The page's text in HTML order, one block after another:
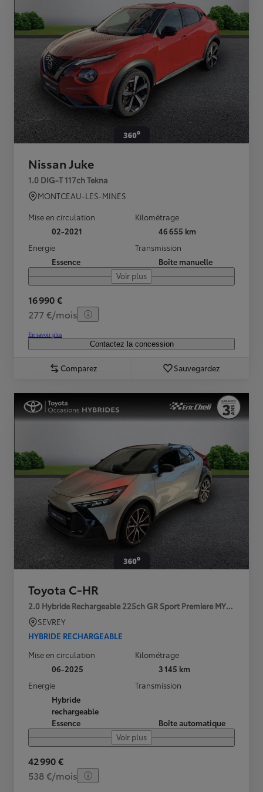
Nissan Juke
1.0 DIG-T 117ch Tekna
MONTCEAU-LES-MINES
Mise en circulation
02-2021
Kilométrage
46 655 km
Energie
Essence
Transmission
Boîte manuelle
Voir plus
16 990 €
277 €/mois
En savoir plus
Contactez la concession
Comparez Sauvegardez
Toyota C-HR
2.0 Hybride Rechargeable 225ch GR Sport Premiere MY25
SEVREY
HYBRIDE RECHARGEABLE
Mise en circulation
06-2025
Kilométrage
3 145 km
Energie
Hybride
rechargeable
Essence
Transmission
Boîte automatique
Voir plus
42 990 €
538 €/mois